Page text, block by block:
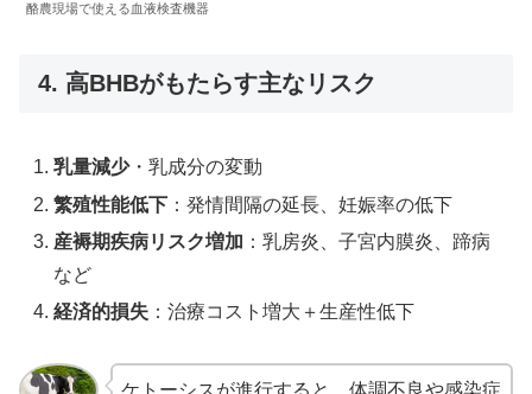
酪農現場で使える血液検査機器
4. 高BHBがもたらす主なリスク
乳量減少・乳成分の変動
繁殖性能低下 ：発情間隔の延長、妊娠率の低下
産褥期疾病リスク増加 ：乳房炎、子宮内膜炎、蹄病
など
経済的損失 ：治療コスト増大＋生産性低下
ケトーシスが進行すると、体調不良や感染症